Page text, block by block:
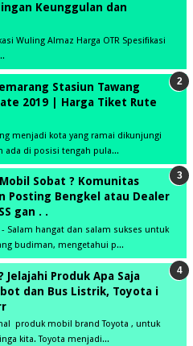
Keunggulan dan
Wuling Almaz Harga OTR Spesifikasi
Stasiun Tawang
2019 | Harga Tiket Rute
menjadi kota yang ramai dikunjungi
ada di posisi tengah pula...
Sobat ? Komunitas
Posting Bengkel atau Dealer
gan . .
hangat dan salam sukses untuk
budiman, mengetahui p...
Jelajahi Produk Apa Saja
dan Bus Listrik, Toyota i
produk mobil brand Toyota , untuk
kita. Toyota menjadi...